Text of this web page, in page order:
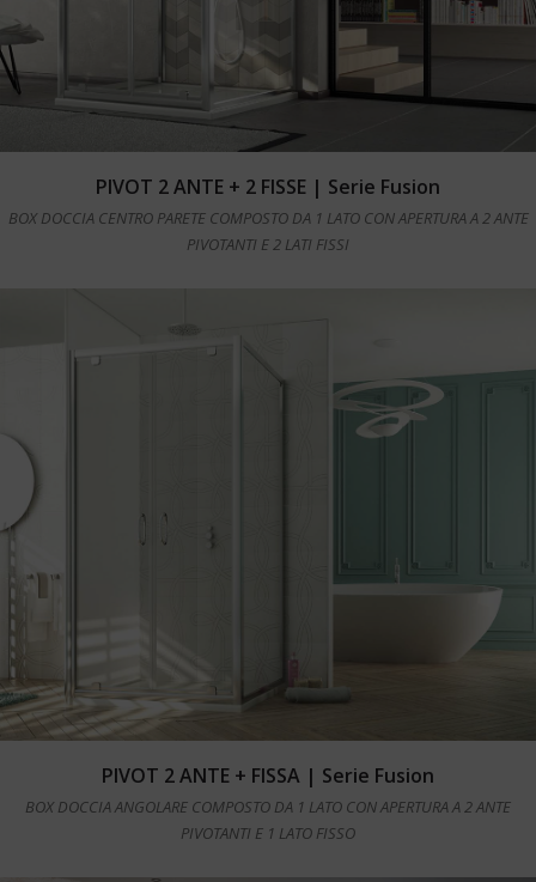
Leggi tutto
PIVOT 2 ANTE + 2 FISSE | Serie Fusion
BOX DOCCIA CENTRO PARETE COMPOSTO DA 1 LATO CON APERTURA A 2 ANTE
PIVOTANTI E 2 LATI FISSI
Leggi tutto
PIVOT 2 ANTE + FISSA | Serie Fusion
BOX DOCCIA ANGOLARE COMPOSTO DA 1 LATO CON APERTURA A 2 ANTE
PIVOTANTI E 1 LATO FISSO